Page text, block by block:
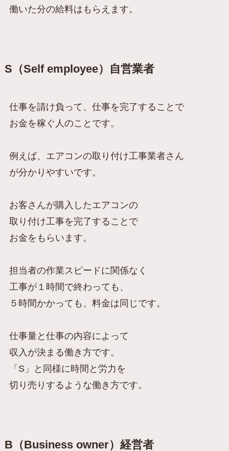
働いた分の給料はもらえます。
S（Self employee）自営業者
仕事を請け負って、仕事を完了することで
お金を稼ぐ人のことです。
例えば、エアコンの取り付け工事業者さん
が分かりやすいです。
お客さんが購入したエアコンの
取り付け工事を完了することで
お金をもらいます。
担当者の作業スピードに関係なく
工事が１時間で終わっても、
５時間かかっても、料金は同じです。
仕事量と仕事の内容によって
収入が決まる働き方です。
「S」と同様に時間と労力を
切り売りするような働き方です。
B（Business owner）経営者